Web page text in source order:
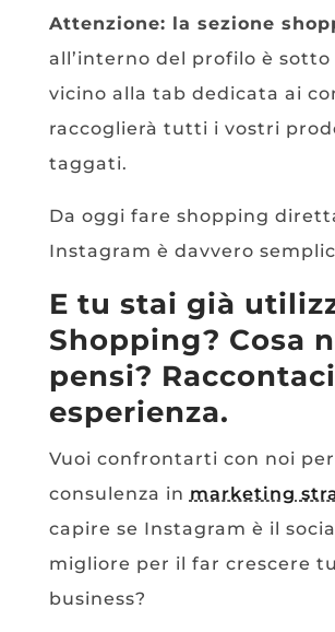
Attenzione: la sezione
all’interno del profilo è sotto
vicino alla tab dedicata ai
raccoglierà tutti i vostri
taggati.
Da oggi fare shopping
Instagram è davvero
E tu stai già
Shopping? Cosa
pensi?
esperienza.
Vuoi confrontarti con noi
consulenza in marketing
capire se Instagram è il
migliore per il far crescere
business?